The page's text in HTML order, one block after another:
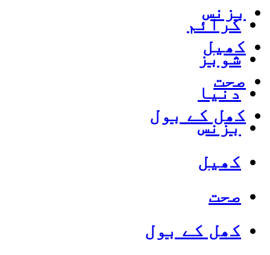
کرائم
شوبز
دنیا
بزنس
کھیل
صحت
کھل کے بول
بزنس
کھیل
صحت
کھل کے بول